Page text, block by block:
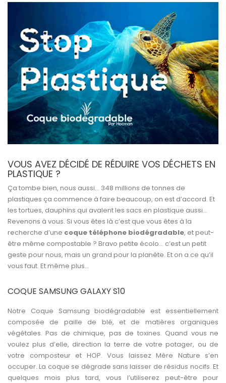
VOUS AVEZ DÉCIDÉ DE RÉDUIRE VOS DÉCHETS EN
PLASTIQUE ?
Ça tombe bien, nous aussi… 348 millions de tonnes de
plastiques ça commence à faire beaucoup, on est d’accord. Et
les tortues, dauphins qui avalent les sacs en plastique aussi…
Revenons à vous. Si vous êtes là c’est que vous êtes à la
recherche d’une coque téléphone biodégradable, et peut-
être même compostable ? Bravo petite écolo… c’est un petit
geste pour nous, mais un grand pour la planète. Et on a ce qu’il
vous faut. Et même plus…
COQUE SAMSUNG GALAXY S10
Notre Coque Samsung biodégradable est essentiellement
composée de paille de blé, et de matières organiques
végétales. Pas de chimique, pas de toxines. Quand vous ne
voulez plus d’elle, direction la terre de votre potager, ou de
votre composteur et HOP. Vous laissez Mère Nature s’en
occuper. La coque se dégrade sans laisser de résidus nocifs. Et
quelques mois plus tard, vous l’utiliserez peut-être pour